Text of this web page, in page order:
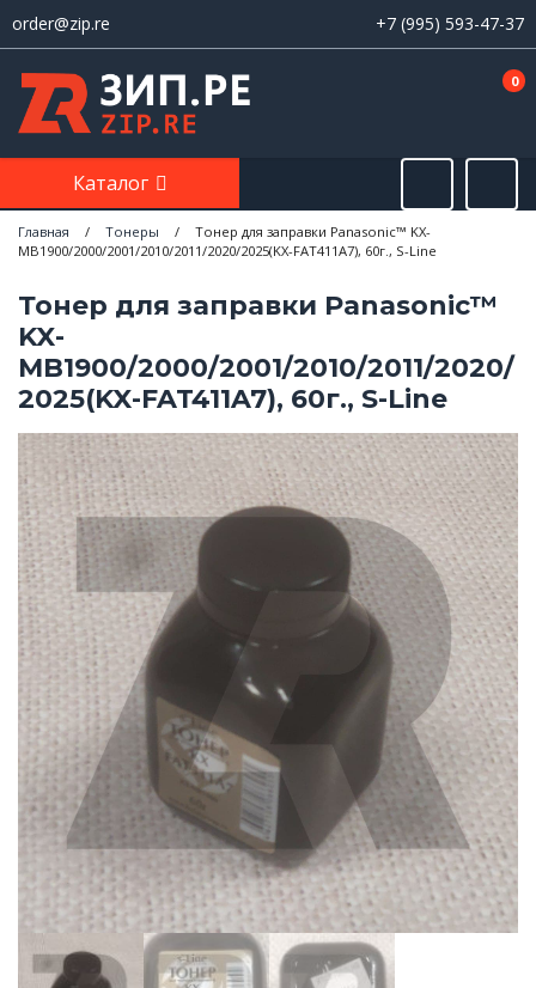
order@zip.re +7 (995) 593-47-37
0
Каталог
Главная / Тонеры /
Тонер для заправки Panasonic™ KX-
MB1900/2000/2001/2010/2011/2020/2025(KX-FAT411A7), 60г., S-Line
Тонер для заправки Panasonic™
KX-
MB1900/2000/2001/2010/2011/2020/
2025(KX-FAT411A7), 60г., S-Line